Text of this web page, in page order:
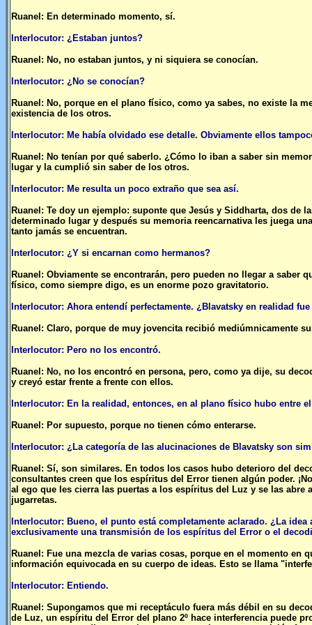
Ruanel: En determinado momento, sí.
Interlocutor: ¿Estaban juntos?
Ruanel: No, no estaban juntos, y ni siquiera se conocían.
Interlocutor: ¿No se conocían?
Ruanel: No, porque en el plano físico, como ya sabes, no existe la
existencia de los otros.
Interlocutor: Me había olvidado ese detalle. Obviamente ellos
Ruanel: No tenían por qué saberlo. ¿Cómo lo iban a saber sin
lugar y la cumplió sin saber de los otros.
Interlocutor: Me resulta un poco extraño que sea así.
Ruanel: Te doy un ejemplo: suponte que Jesús y Siddharta, dos de
determinado lugar y después su memoria reencarnativa les juega
tanto jamás se encuentran.
Interlocutor: ¿Y si encarnan como hermanos?
Ruanel: Obviamente se encontrarán, pero pueden no llegar a
físico, como siempre digo, es un enorme pozo gravitatorio.
Interlocutor: Ahora entendí perfectamente. ¿Blavatsky en realidad
Ruanel: Claro, porque de muy jovencita recibió mediúmnicamente
Interlocutor: Pero no los encontró.
Ruanel: No, no los encontró en persona, pero, como ya dije, su
y creyó estar frente a frente con ellos.
Interlocutor: En la realidad, entonces, en al plano físico hubo entre
Ruanel: Por supuesto, porque no tienen cómo enterarse.
Interlocutor: ¿La categoría de las alucinaciones de Blavatsky son
Ruanel: Sí, son similares. En todos los casos hubo deterioro del
consultantes creen que los espíritus del Error tienen algún poder.
al ego que les cierra las puertas a los espíritus del Luz y se las
jugarretas.
Interlocutor: Bueno, el punto está completamente aclarado. ¿La
exclusivamente una transmisión de los espíritus del Error o el
Ruanel: Fue una mezcla de varias cosas, porque en el momento
información equivocada en su cuerpo de ideas. Esto se llama
Interlocutor: Entiendo.
Ruanel: Supongamos que mi receptáculo fuera más débil en su
de Luz, un espíritu del Error del plano 2º hace interferencia puede